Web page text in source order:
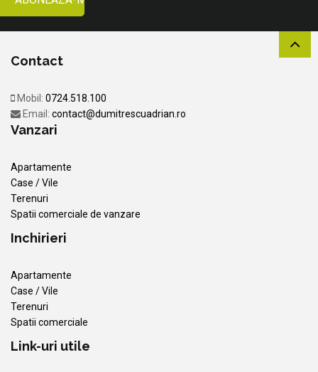
Contact
Mobil: 0724.518.100
Email: contact@dumitrescuadrian.ro
Vanzari
Apartamente
Case / Vile
Terenuri
Spatii comerciale de vanzare
Inchirieri
Apartamente
Case / Vile
Terenuri
Spatii comerciale
Link-uri utile